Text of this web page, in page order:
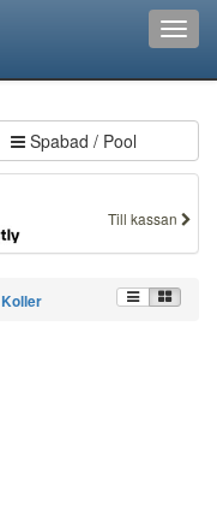
Spabad / Pool
Till kassan
Koller